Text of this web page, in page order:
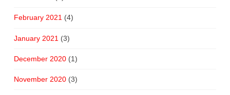
February 2021(4)
January 2021 (3)
December 2020(1)
November 2020(3)